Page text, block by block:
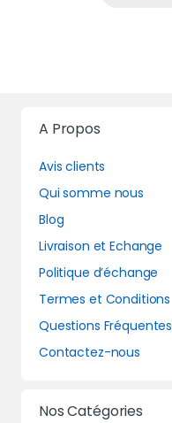
A Propos
Avis clients
Qui somme nous
Blog
Livraison et Echange
Politique d’échange
Termes et Conditions
Questions Fréquentes
Contactez-nous
Nos Catégories